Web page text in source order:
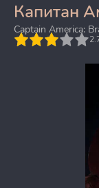
Капитан
Captain America: